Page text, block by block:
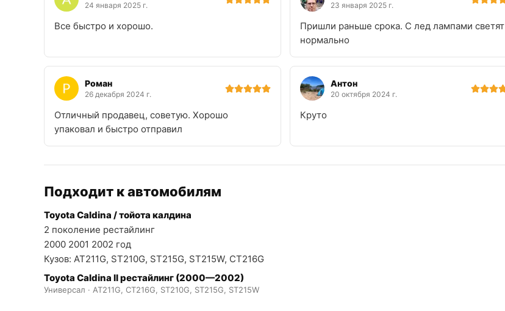
24 января 2025 г.
Все быстро и хорошо.
23 января 2025 г.
Пришли раньше срока. С лед лампами светят
нормально
Роман
26 декабря 2024 г.
Отличный продавец, советую. Хорошо
упаковал и быстро отправил
Антон
20 октября 2024 г.
Круто
Подходит к автомобилям
Toyota Caldina / тойота калдина
2 поколение рестайлинг
2000 2001 2002 год
Кузов: AT211G, ST210G, ST215G, ST215W, CT216G
Toyota Caldina II рестайлинг (2000—2002)
Универсал · AT211G, CT216G, ST210G, ST215G, ST215W